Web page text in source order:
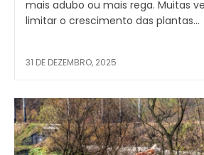
mais adubo ou mais rega. Muitas
limitar o crescimento das plantas...
31 DE DEZEMBRO, 2025